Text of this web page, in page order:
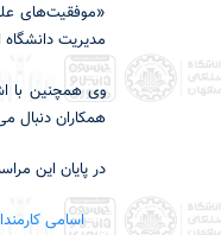
«موفقیت‌های
مدیریت
وی همچنین با
همکاران دنبال
در پایان این
اسامی